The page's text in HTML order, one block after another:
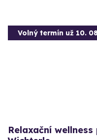
Volný termín už 10.
Relaxační